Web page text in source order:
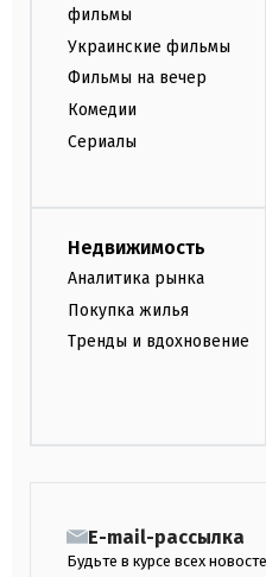
фильмы
Украинские фильмы
Фильмы на вечер
Комедии
Сериалы
Недвижимость
Аналитика рынка
Покупка жилья
Тренды и вдохновение
E-mail-рассылка
Будьте в курсе всех